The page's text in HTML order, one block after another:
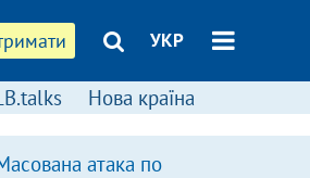
УКР
Нова країна
атака по